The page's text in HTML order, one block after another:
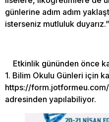
günlerine adım adım
isterseniz mutluluk
Etkinlik gününden önce
1. Bilim Okulu Günleri için
https://
adresinden yapılabiliyor.